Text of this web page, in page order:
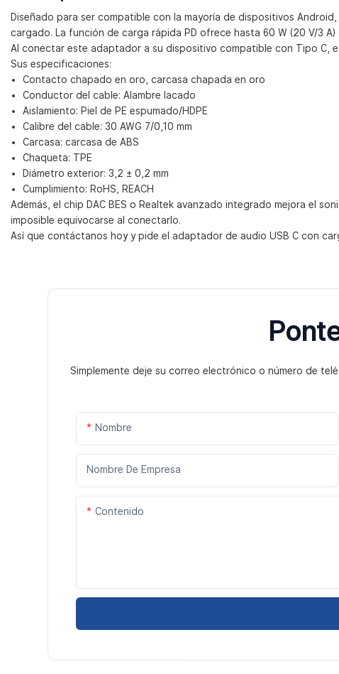
Diseñado para ser compatible con la mayoría de dispositivos
cargado. La función de carga rápida PD ofrece hasta 60 W (20 V/3
Al conectar este adaptador a su dispositivo compatible con Tipo C,
Sus especificaciones:
Contacto chapado en oro, carcasa chapada en oro
Conductor del cable: Alambre lacado
Aislamiento: Piel de PE espumado/HDPE
Calibre del cable: 30 AWG 7/0,10 mm
Carcasa: carcasa de ABS
Chaqueta: TPE
Diámetro exterior: 3,2 ± 0,2 mm
Cumplimiento: RoHS, REACH
Además, el chip DAC BES o Realtek avanzado integrado mejora el
imposible equivocarse al conectarlo.
Así que contáctanos hoy y pide el adaptador de audio USB C con
Simplemente deje su correo electrónico o número de
Nombre
Nombre De Empresa
Contenido